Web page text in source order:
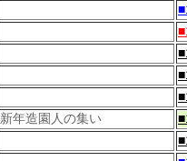
新年造園人の集い